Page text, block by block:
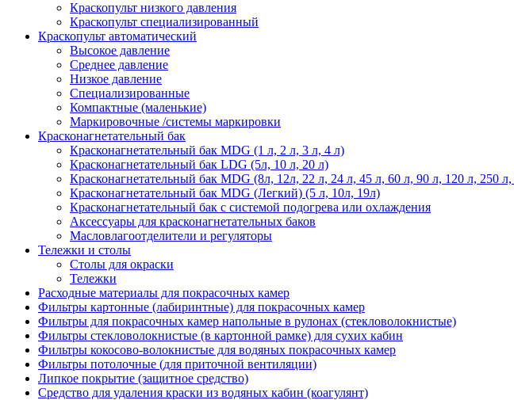
Краскопульт низкого давления
Краскопульт специализированный
Краскопульт автоматический
Высокое давление
Среднее давление
Низкое давление
Специализированные
Компактные (маленькие)
Маркировочные /системы маркировки
Красконагнетательный бак
Красконагнетательный бак MDG (1 л, 2 л, 3 л, 4 л)
Красконагнетательный бак LDG (5л, 10 л, 20 л)
Красконагнетательный бак MDG (8л, 12л, 22 л, 24 л, 45 л, 60 л, 90 л, 120 л, 250
Красконагнетательный бак MDG (Легкий) (5 л, 10л, 19л)
Красконагнетательный бак с системой подогрева или охлаждения
Аксессуары для красконагнетательных баков
Масловлагоотделители и регуляторы
Тележки и столы
Столы для окраски
Тележки
Расходные материалы для покрасочных камер
Фильтры картонные (лабиринтные) для покрасочных камер
Фильтры для покрасочных камер напольные в рулонах (стекловолокнистые)
Фильтры стекловолокнистые (в картонной рамке) для сухих кабин
Фильтры кокосово-волокнистые для водяных покрасочных камер
Фильтры потолочные (для приточной вентиляции)
Липкое покрытие (защитное средство)
Средство для удаления краски из водяных кабин (коагулянт)